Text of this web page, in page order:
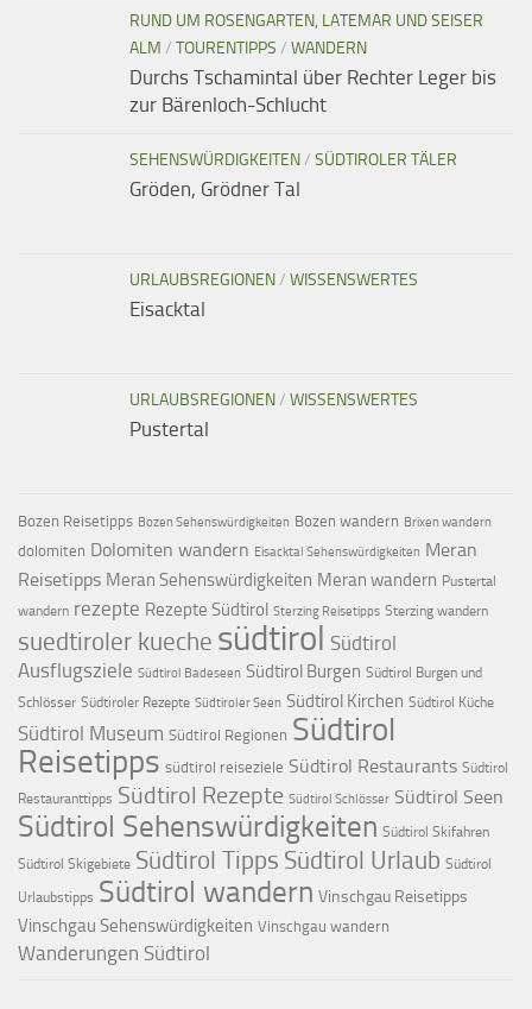
RUND UM ROSENGARTEN, LATEMAR UND SEISER
ALM / TOURENTIPPS / WANDERN
Durchs Tschamintal über Rechter Leger bis
zur Bärenloch-Schlucht
SEHENSWÜRDIGKEITEN/ SÜDTIROLER TÄLER
Gröden, Grödner Tal
URLAUBSREGIONEN/ WISSENSWERTES
Eisacktal
URLAUBSREGIONEN/ WISSENSWERTES
Pustertal
Bozen Reisetipps Bozen Sehenswürdigkeiten Bozen wandern Brixen wandern
dolomiten Dolomiten wandern Eisacktal Sehenswürdigkeiten Meran
Reisetipps Meran Sehenswürdigkeiten Meran wandern Pustertal
wandern rezepte Rezepte Südtirol Sterzing Reisetipps Sterzing wandern
suedtiroler kueche südtirol Südtirol
Ausflugsziele Südtirol Badeseen Südtirol Burgen Südtirol Burgen und
Schlösser Südtiroler Rezepte Südtiroler Seen Südtirol Kirchen Südtirol Küche
Südtirol Museum Südtirol Regionen Südtirol
Reisetipps südtirol reiseziele Südtirol Restaurants Südtirol
Restauranttipps Südtirol Rezepte Südtirol Schlösser Südtirol Seen
Südtirol Sehenswürdigkeiten Südtirol Skifahren
Südtirol Skigebiete Südtirol Tipps Südtirol Urlaub Südtirol
Urlaubstipps Südtirol wandern Vinschgau Reisetipps
Vinschgau Sehenswürdigkeiten Vinschgau wandern
Wanderungen Südtirol